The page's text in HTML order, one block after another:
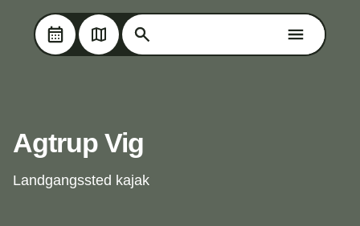
Skip til hovedindholdet
Søg på Oplev Kolding
Søg på Oplev Kolding
Agtrup Vig
Landgangssted kajak